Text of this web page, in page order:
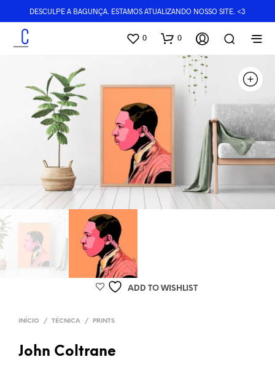
DESCULPE A BAGUNÇA. ESTAMOS ATUALIZANDO NOSSO SITE. <3
0 0
ADD TO WISHLIST
INÍCIO / TÉCNICA / PRINTS
John Coltrane